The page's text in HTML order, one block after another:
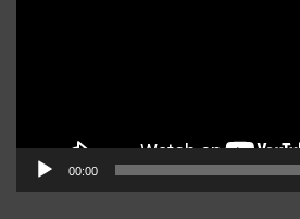
00:00